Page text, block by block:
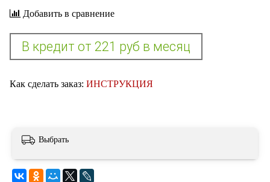
Добавить в сравнение
Как сделать заказ: ИНСТРУКЦИЯ
Выбрать